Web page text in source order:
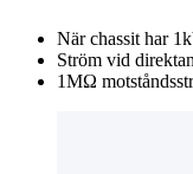
När chassit har
Ström vid
1MΩ